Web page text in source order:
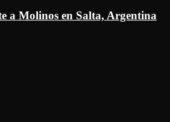
a Molinos en Salta, Argentina